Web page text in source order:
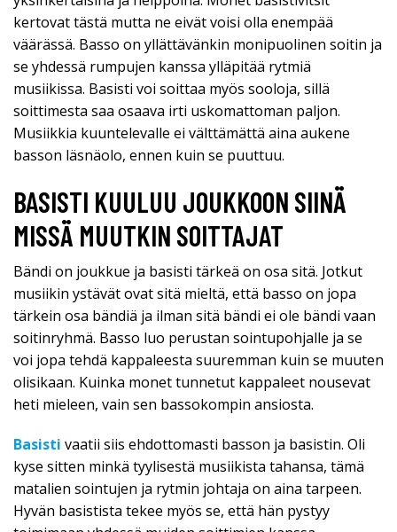
kertovat tästä mutta ne eivät voisi olla enempää
väärässä. Basso on yllättävänkin monipuolinen soitin ja
se yhdessä rumpujen kanssa ylläpitää rytmiä
musiikissa. Basisti voi soittaa myös sooloja, sillä
soittimesta saa osaava irti uskomattoman paljon.
Musiikkia kuuntelevalle ei välttämättä aina aukene
basson läsnäolo, ennen kuin se puuttuu.
BASISTI KUULUU JOUKKOON SIINÄ
MISSÄ MUUTKIN SOITTAJAT
Bändi on joukkue ja basisti tärkeä on osa sitä. Jotkut
musiikin ystävät ovat sitä mieltä, että basso on jopa
tärkein osa bändiä ja ilman sitä bändi ei ole bändi vaan
soitinryhmä. Basso luo perustan sointupohjalle ja se
voi jopa tehdä kappaleesta suuremman kuin se muuten
olisikaan. Kuinka monet tunnetut kappaleet nousevat
heti mieleen, vain sen bassokompin ansiosta.
Basisti vaatii siis ehdottomasti basson ja basistin. Oli
kyse sitten minkä tyylisestä musiikista tahansa, tämä
matalien sointujen ja rytmin johtaja on aina tarpeen.
Hyvän basistista tekee myös se, että hän pystyy